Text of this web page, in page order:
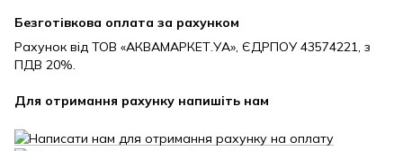
Безготівкова оплата за рахунком
Рахунок від ТОВ «АКВАМАРКЕТ.УА», ЄДРПОУ 43574221, з
ПДВ 20%.
Для отримання рахунку напишіть нам